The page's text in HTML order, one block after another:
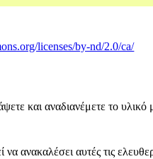
licenses/by-nd/2.0/ca/
και αναδιανέμετε το
ανακαλέσει αυτές τις